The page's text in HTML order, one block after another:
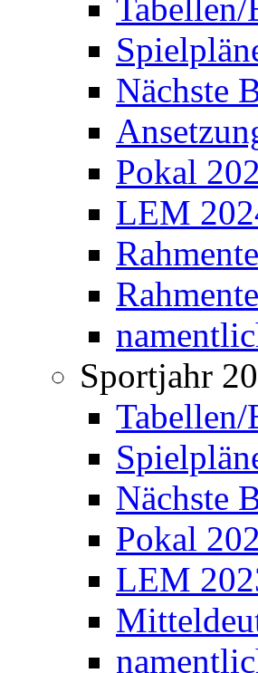
Tabellen/
Nächste
Pokal
LEM
Sportjahr
Tabellen/
Nächste
Pokal
LEM